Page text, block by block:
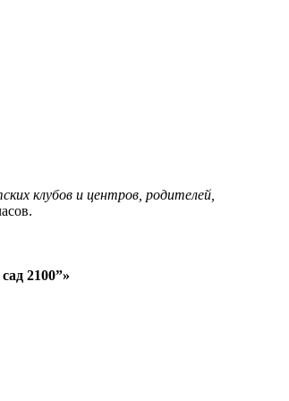
клубов и центров, родителей,
2100”»